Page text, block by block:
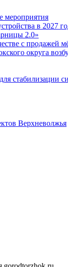
мероприятия
в 2027
2.0»
с продажей
округа
стабилизации
Верхневолжья